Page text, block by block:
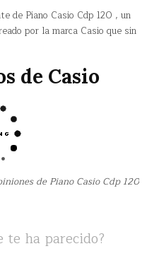
de Piano Casio Cdp 120 , un
por la marca Casio que sin
de Casio
de Piano Casio Cdp 120
te ha parecido?